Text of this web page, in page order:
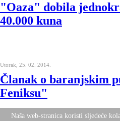
"Oaza" dobila
40.000 kuna
Utorak, 25. 02. 2014.
Članak o baranjskim
Feniksu"
Naša web-stranica koristi sljedeće